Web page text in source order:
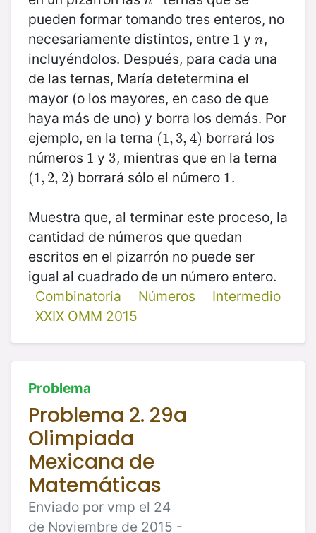
pueden formar tomando tres enteros, no
necesariamente distintos, entre 1
1 yn
n,
incluyéndolos. Después, para cada una
de las ternas, María detetermina el
mayor (o los mayores, en caso de que
haya más de uno) y borra los demás. Por
ejemplo, en la terna (1, 3, 4)
(1,3,4)
borrará los
números 1
1 y 3
3, mientras que en la terna
(1, 2, 2)
(1,2,2) borrará sólo el número 1
1.
Muestra que, al terminar este proceso, la
cantidad de números que quedan
escritos en el pizarrón no puede ser
igual al cuadrado de un número entero.
Combinatoria
Números
Intermedio
XXIX OMM 2015
Problema
Problema 2. 29a
Olimpiada
Mexicana de
Matemáticas
Enviado por vmp el 24
de Noviembre de 2015 -